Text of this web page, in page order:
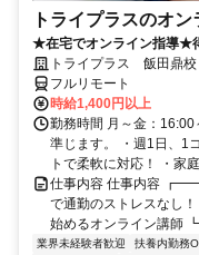
トライプラスのオ
★在宅でオンライン指導★
トライプラス 飯田鼎校
フルリモート
時給1,400円以上
勤務時間 月～金：
準じます。 ・週1日、1
トで柔軟に対応！ ・家
仕事内容 仕事内
で通勤のストレスなし
始めるオンライ
業界未経験者歓迎 扶養内勤務